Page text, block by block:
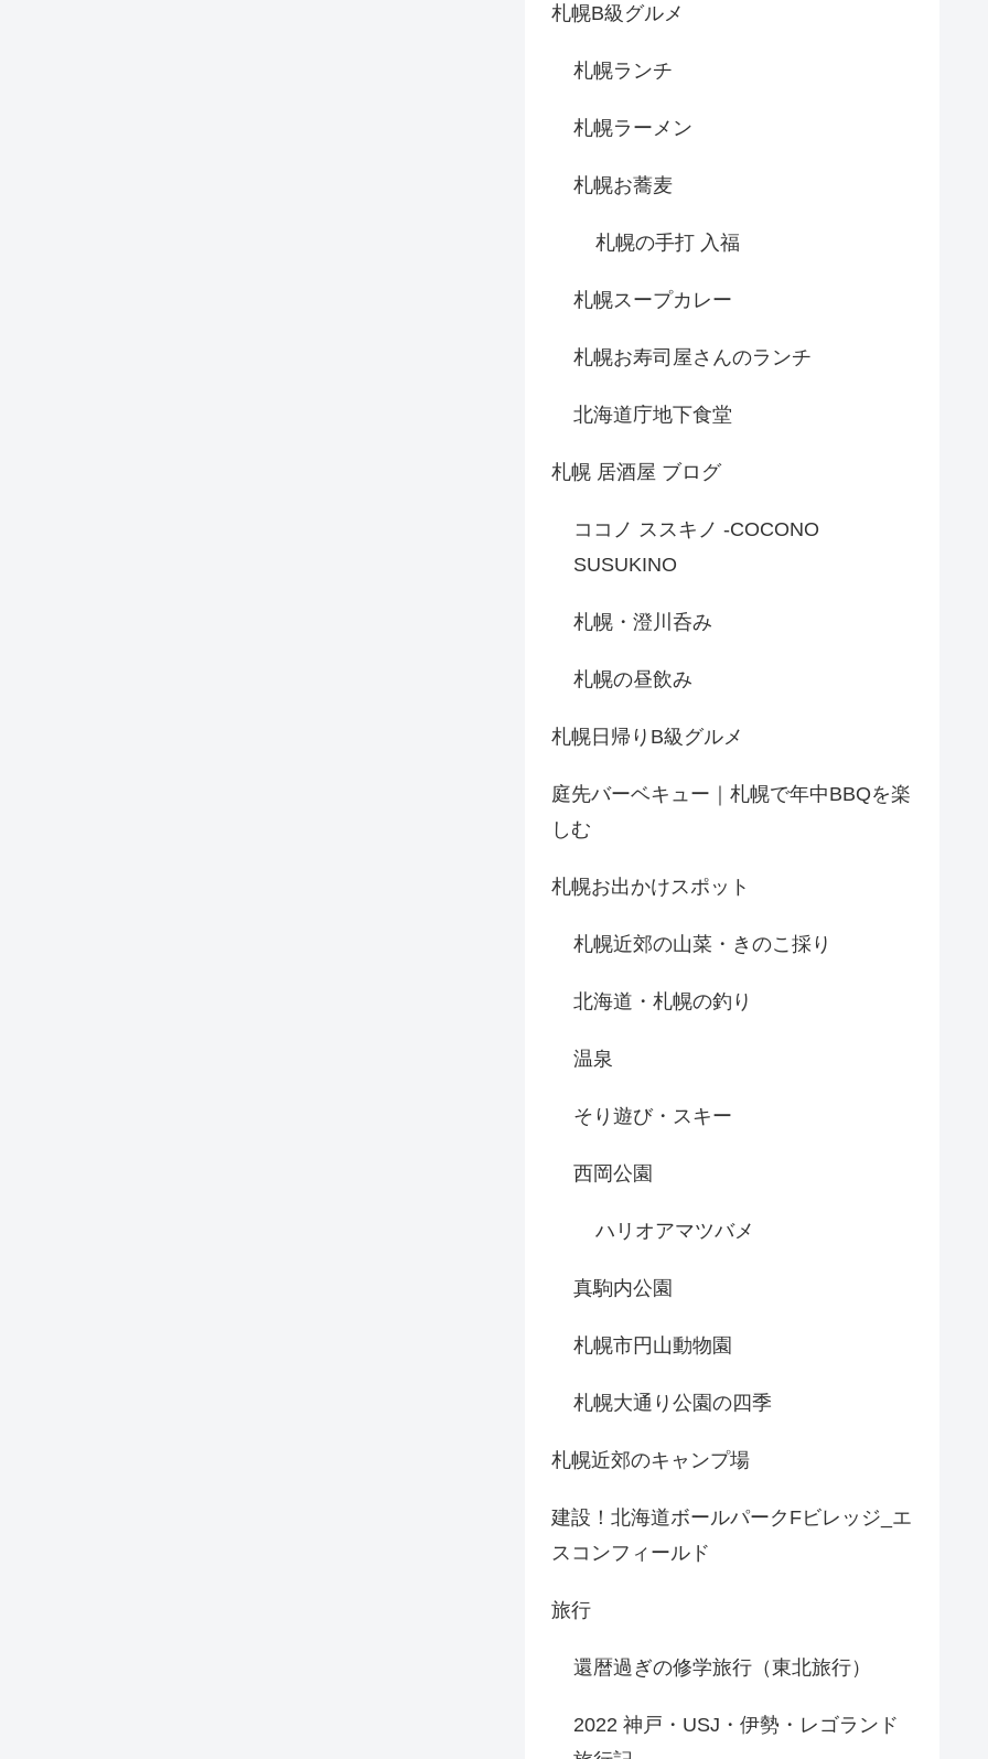
札幌B級グルメ
札幌ランチ
札幌ラーメン
札幌お蕎麦
札幌の手打 入福
札幌スープカレー
札幌お寿司屋さんのランチ
北海道庁地下食堂
札幌 居酒屋 ブログ
ココノ ススキノ -COCONO
SUSUKINO
札幌・澄川呑み
札幌の昼飲み
札幌日帰りB級グルメ
庭先バーベキュー｜札幌で年中BBQを楽
しむ
札幌お出かけスポット
札幌近郊の山菜・きのこ採り
北海道・札幌の釣り
温泉
そり遊び・スキー
西岡公園
ハリオアマツバメ
真駒内公園
札幌市円山動物園
札幌大通り公園の四季
札幌近郊のキャンプ場
建設！北海道ボールパークFビレッジ_エ
スコンフィールド
旅行
還暦過ぎの修学旅行（東北旅行）
2022 神戸・USJ・伊勢・レゴランド